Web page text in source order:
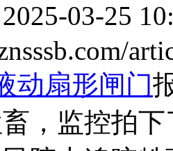
03-25
动扇形闸门
，监控拍